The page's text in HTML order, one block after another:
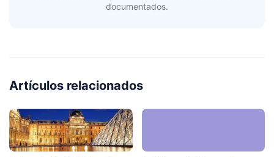
documentados.
Artículos relacionados